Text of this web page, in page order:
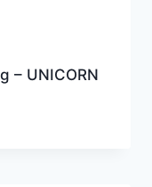
– UNICORN